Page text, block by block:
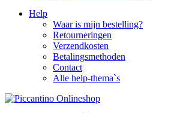
Help
Waar is mijn bestelling?
Retourneringen
Verzendkosten
Betalingsmethoden
Contact
Alle help-thema`s